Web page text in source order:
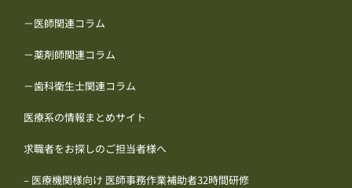
－医師関連コラム
－薬剤師関連コラム
－歯科衛生士関連コラム
医療系の情報まとめサイト
求職者をお探しのご担当者様へ
– 医療機関様向け 医師事務作業補助者32時間研修